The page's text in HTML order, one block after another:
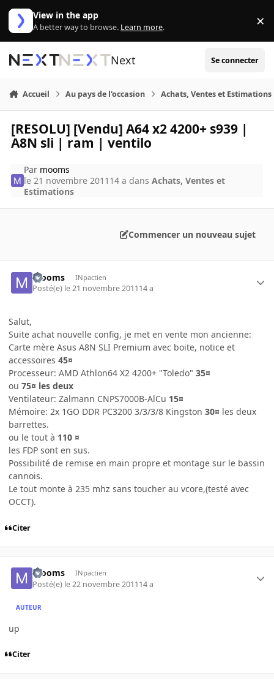
Aller au contenu
View in the app
A better way to browse. Learn more. ×
Next Se connecter
Accueil Au pays de l'occasion Achats, Ventes et Estimations
[RESOLU] [Vendu] A64 x2 4200+ s939 |
A8N sli | ram | ventilo
Par mooms
le 21 novembre 2011 14 a dansAchats, Ventes et
Estimations
Commencer un nouveau sujet
mooms INpactien
Posté(e) le 21 novembre 201114 a
Salut,
Suite achat nouvelle config, je met en vente mon ancienne:
Carte mère Asus A8N SLI Premium avec boite, notice et
accessoires 45¤
Processeur: AMD Athlon64 X2 4200+ "Toledo" 35¤
ou 75¤ les deux
Ventilateur: Zalmann CNPS7000B-AlCu 15¤
Mémoire: 2x 1GO DDR PC3200 3/3/3/8 Kingston 30¤ les deux
barrettes.
ou le tout à 110 ¤
les FDP sont en sus.
Possibilité de remise en main propre et montage sur le bassin
cannois.
Le tout monte à 235 mhz sans toucher au vcore,(testé avec
OCCT).
Citer
mooms INpactien
Posté(e) le 22 novembre 201114 a
AUTEUR
up
Citer